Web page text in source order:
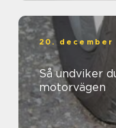
20. december
Så undviker
motorvägen